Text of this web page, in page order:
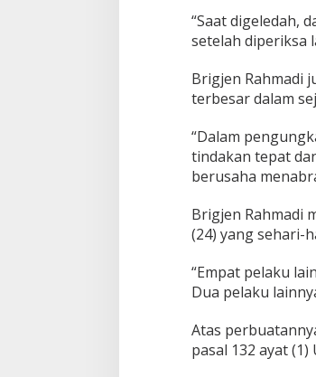
n
P
e
u
s
a
h
a
n
B
2
6
K
g
a
r
k
“Saat digeledah,
setelah diperiksa
Brigjen Rahmadi
terbesar dalam
“Dalam
tindakan tepat
berusaha
Brigjen Rahmadi
(24) yang sehari-
“Empat pelaku
Dua pelaku
Atas
pasal 132 ayat